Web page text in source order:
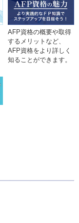
AFP資格の概要や取得
するメリットなど、
AFP資格をより詳しく
知ることができます。